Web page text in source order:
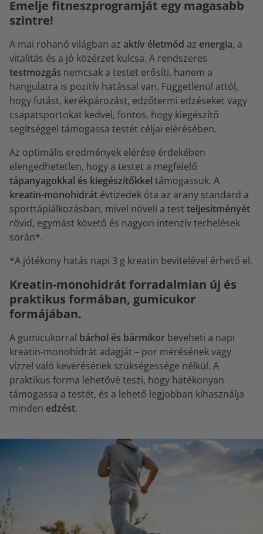
Emelje fitneszprogramját egy magasabb
szintre!
A mai rohanó világban az aktív életmód az energia, a
vitalitás és a jó közérzet kulcsa. A rendszeres
testmozgás nemcsak a testet erősíti, hanem a
hangulatra is pozitív hatással van. Függetlenül attól,
hogy futást, kerékpározást, edzőtermi edzéseket vagy
csapatsportokat kedvel, fontos, hogy kiegészítő
segítséggel támogassa testét céljai elérésében.
Az optimális eredmények elérése érdekében
elengedhetetlen, hogy a testet a megfelelő
tápanyagokkal és kiegészítőkkel támogassuk. A
kreatin-monohidrát évtizedek óta az arany standard a
sporttáplálkozásban, mivel növeli a testteljesítményét
rövid, egymást követő és nagyon intenzív terhelések
során*.
*A jótékony hatás napi 3 g kreatin bevitelével érhető el.
Kreatin-monohidrát forradalmian új és
praktikus formában, gumicukor
formájában.
A gumicukorral bárhol és bármikor beveheti a napi
kreatin-monohidrát adagját – por mérésének vagy
vízzel való keverésének szükségessége nélkül. A
praktikus forma lehetővé teszi, hogy hatékonyan
támogassa a testét, és a lehető legjobban kihasználja
minden edzést.